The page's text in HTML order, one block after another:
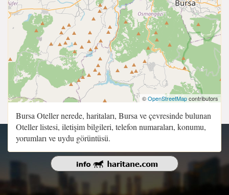
©OpenStreetMapcontributors
Bursa Oteller nerede, haritaları, Bursa ve çevresinde bulunan
Oteller listesi, iletişim bilgileri, telefon numaraları, konumu,
yorumları ve uydu görüntüsü.
Copyright 2015 - 2026 | Sitenin Tüm Hakları Saklıdır.